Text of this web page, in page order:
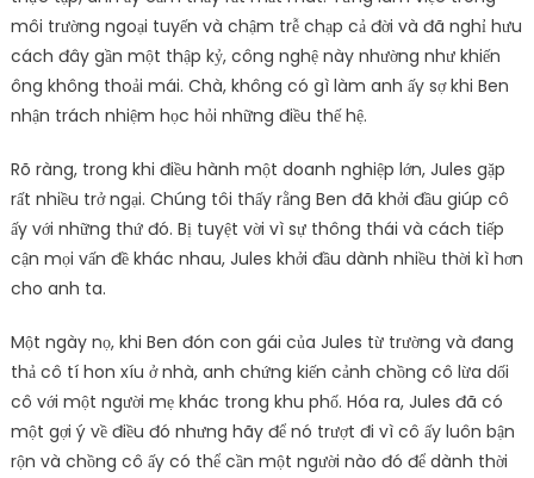
môi trường ngoại tuyến và chậm trễ chạp cả đời và đã nghỉ hưu
cách đây gần một thập kỷ, công nghệ này nhường như khiến
ông không thoải mái. Chà, không có gì làm anh ấy sợ khi Ben
nhận trách nhiệm học hỏi những điều thế hệ.
Rõ ràng, trong khi điều hành một doanh nghiệp lớn, Jules gặp
rất nhiều trở ngại. Chúng tôi thấy rằng Ben đã khởi đầu giúp cô
ấy với những thứ đó. Bị tuyệt vời vì sự thông thái và cách tiếp
cận mọi vấn đề khác nhau, Jules khởi đầu dành nhiều thời kì hơn
cho anh ta.
Một ngày nọ, khi Ben đón con gái của Jules từ trường và đang
thả cô tí hon xíu ở nhà, anh chứng kiến ​​cảnh chồng cô lừa dối
cô với một người mẹ khác trong khu phố. Hóa ra, Jules đã có
một gợi ý về điều đó nhưng hãy để nó trượt đi vì cô ấy luôn bận
rộn và chồng cô ấy có thể cần một người nào đó để dành thời